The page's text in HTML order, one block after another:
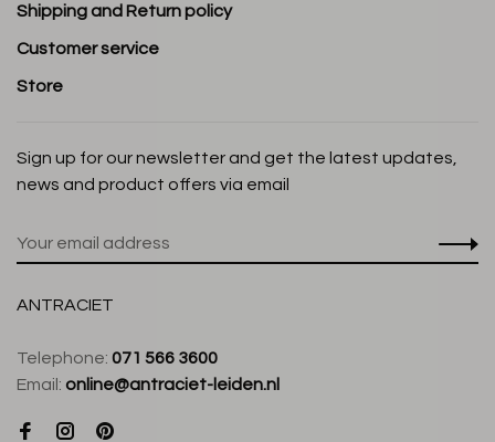
Shipping and Return policy
Customer service
Store
Sign up for our newsletter and get the latest updates,
news and product offers via email
ANTRACIET
Telephone: 071 566 3600
Email: online@antraciet-leiden.nl